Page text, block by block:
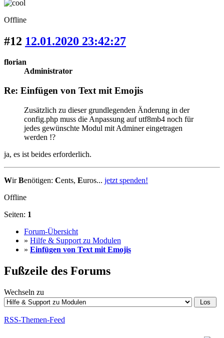
Offline
#12 12.01.2020 23:42:27
florian
Administrator
Re: Einfügen von Text mit Emojis
Zusätzlich zu dieser grundlegenden Änderung in der
config.php muss die Anpassung auf utf8mb4 noch für
jedes gewünschte Modul mit Adminer eingetragen
werden !?
ja, es ist beides erforderlich.
WirBenötigen: Cents, Euros... jetzt spenden!
Offline
Seiten: 1
Forum-Übersicht
» Hilfe & Support zu Modulen
» Einfügen von Text mit Emojis
Fußzeile des Forums
Wechseln zu
RSS-Themen-Feed